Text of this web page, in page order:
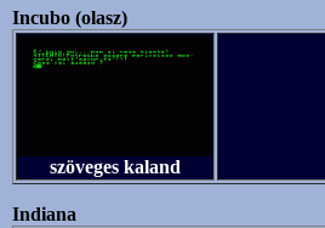
Incubo (olasz)
szöveges kaland
Indiana